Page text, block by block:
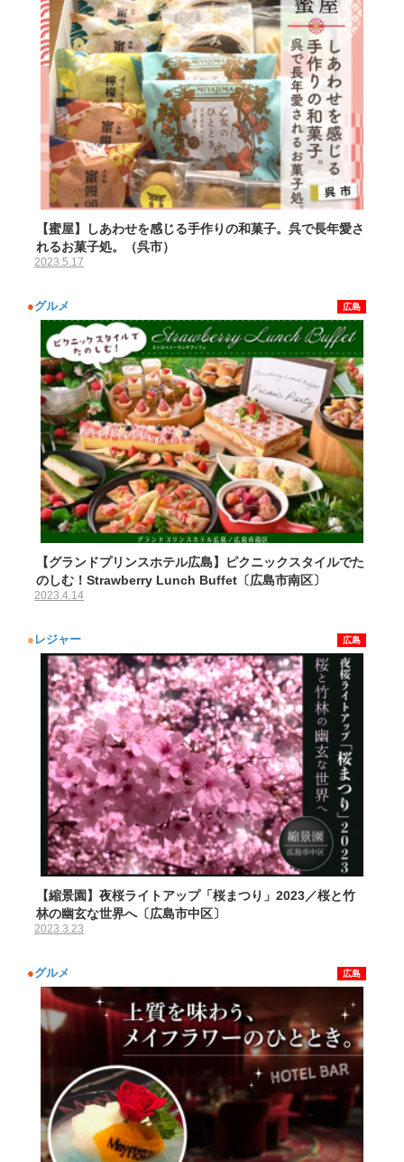
【蜜屋】しあわせを感じる手作りの和菓子。呉で長年愛さ
れるお菓子処。（呉市）
2023.5.17
●グルメ 広島
【グランドプリンスホテル広島】ピクニックスタイルでた
のしむ！Strawberry Lunch Buffet〔広島市南区〕
2023.4.14
● レジャー 広島
【縮景園】夜桜ライトアップ「桜まつり」2023／桜と竹
林の幽玄な世界へ〔広島市中区〕
2023.3.23
●グルメ 広島